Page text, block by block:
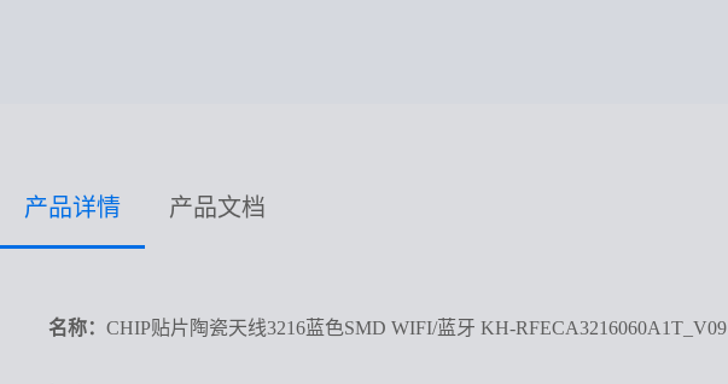
产品详情 产品文档
名称： CHIP贴片陶瓷天线3216蓝色SMD WIFI/蓝牙 KH-RFECA3216060A1T_V09